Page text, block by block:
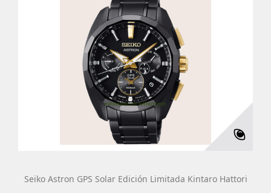
Seiko Astron GPS Solar Edición Limitada Kintaro Hattori